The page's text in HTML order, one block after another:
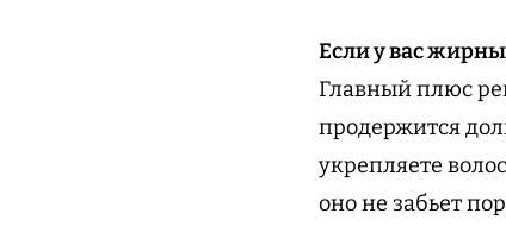
Если у вас
Главный плюс
продержится
укрепляете
оно не забьет